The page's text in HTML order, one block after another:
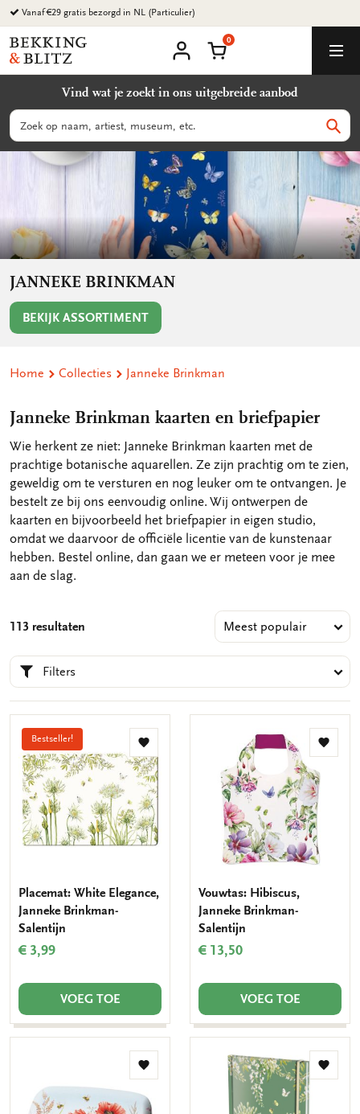
Ga
naar
content
Bekking
&
B.V.
account
Winkelmand
0
Vind wat je zoekt in ons uitgebreide aanbod
Zoeken
JANNEKE BRINKMAN
BEKIJK ASSORTIMENT
Home Collecties Janneke Brinkman
Janneke Brinkman kaarten en briefpapier
Wie herkent ze niet: Janneke Brinkman kaarten met de
prachtige botanische aquarellen. Ze zijn prachtig om te zien,
geweldig om te versturen en nog leuker om te ontvangen. Je
bestelt ze bij ons eenvoudig online. Wij ontwerpen de
kaarten en bijvoorbeeld het briefpapier in eigen studio,
omdat we daarvoor de officiële licentie van de kunstenaar
hebben. Bestel online, dan gaan we er meteen voor je mee
aan de slag.
113 resultaten
Filters
Bestseller!
Toevoegen
aan
verlanglijst
Placemat: White Elegance,
Janneke Brinkman-
Salentijn
€ 3,99
VOEG TOE
Vouwtas: Hibiscus,
Janneke Brinkman-
Salentijn
€ 13,50
VOEG TOE
Toevoegen
verlanglijst